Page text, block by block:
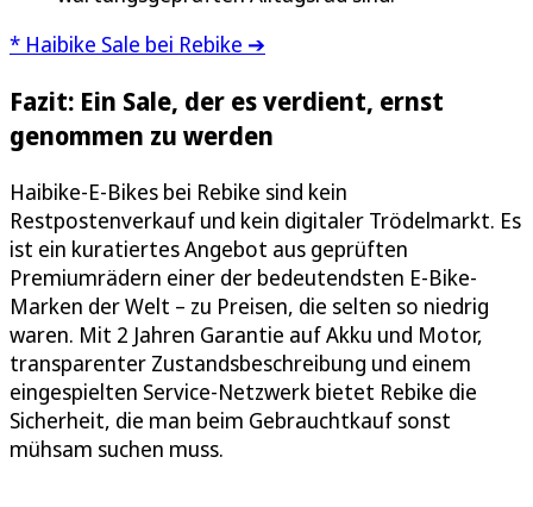
* Haibike Sale bei Rebike ➔
Fazit: Ein Sale, der es verdient, ernst
genommen zu werden
Haibike-E-Bikes bei Rebike sind kein
Restpostenverkauf und kein digitaler Trödelmarkt. Es
ist ein kuratiertes Angebot aus geprüften
Premiumrädern einer der bedeutendsten E-Bike-
Marken der Welt – zu Preisen, die selten so niedrig
waren. Mit 2 Jahren Garantie auf Akku und Motor,
transparenter Zustandsbeschreibung und einem
eingespielten Service-Netzwerk bietet Rebike die
Sicherheit, die man beim Gebrauchtkauf sonst
mühsam suchen muss.